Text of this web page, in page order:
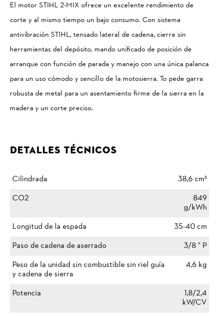
El motor STIHL 2-MIX ofrece un excelente rendimiento de
corte y al mismo tiempo un bajo consumo. Con sistema
antivibración STIHL, tensado lateral de cadena, cierre sin
herramientas del depósito, mando unificado de posición de
arranque con función de parada y manejo con una única palanca
para un uso cómodo y sencillo de la motosierra. To pede garra
robusta de metal para un asentamiento firme de la sierra en la
madera y un corte preciso.
Detalles Técnicos
Cilindrada
38,6 cm³
CO2
849
g/kWh
Longitud de la espada
35-40 cm
Paso de cadena de aserrado
3/8 " P
Peso de la unidad sin combustible sin riel guía
y cadena de sierra
4,6 kg
Potencia
1,8/2,4
kW/CV